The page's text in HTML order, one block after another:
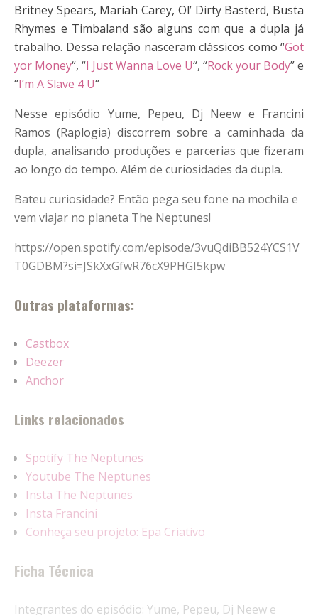
Britney Spears, Mariah Carey, Ol’ Dirty Basterd, Busta
Rhymes e Timbaland são alguns com que a dupla já
trabalho. Dessa relação nasceram clássicos como “Got
yor Money“, “I Just Wanna Love U“, “Rock your Body” e
“I’m A Slave 4 U“
Nesse episódio Yume, Pepeu, Dj Neew e Francini
Ramos (Raplogia) discorrem sobre a caminhada da
dupla, analisando produções e parcerias que fizeram
ao longo do tempo. Além de curiosidades da dupla.
Bateu curiosidade? Então pega seu fone na mochila e
vem viajar no planeta The Neptunes!
https://open.spotify.com/episode/3vuQdiBB524YCS1V
T0GDBM?si=JSkXxGfwR76cX9PHGI5kpw
Outras plataformas:
Castbox
Deezer
Anchor
Links relacionados
Spotify The Neptunes
Youtube The Neptunes
Insta The Neptunes
Insta Francini
Conheça seu projeto: Epa Criativo
Ficha Técnica
Integrantes do episódio: Yume, Pepeu, Dj Neew e